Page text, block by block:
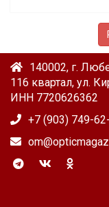
140002, г.
116 квартал, ул.
ИНН 7720626362
+7 (903) 749-